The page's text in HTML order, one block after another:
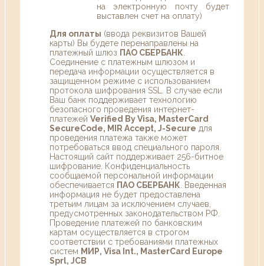
на электронную почту будет
выставлен счет на оплату)
Для оплаты (ввода реквизитов Вашей
карты) Вы будете перенаправлены на
платежный шлюз ПАО СБЕРБАНК
Соединение с платежным шлюзом и
передача информации осуществляется в
защищенном режиме с использованием
протокола шифрования SSL. В случае если
Ваш банк поддерживает технологию
безопасного проведения интернет-
платежей Verified By Visa, MasterCard
SecureCode, MIR Accept, J-Secure для
проведения платежа также может
потребоваться ввод специального пароля.
Настоящий сайт поддерживает 256-битное
шифрование. Конфиденциальность
сообщаемой персональной информации
обеспечивается ПАО СБЕРБАНК . Введенная
информация не будет предоставлена
третьим лицам за исключением случаев,
предусмотренных законодательством РФ.
Проведение платежей по банковским
картам осуществляется в строгом
соответствии с требованиями платежных
систем МИР, Visa Int., MasterCard Europe
Sprl, JCB